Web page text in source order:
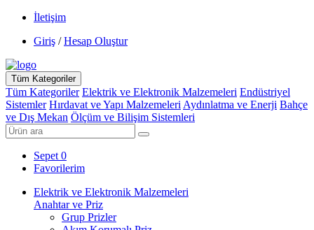
İletişim
Giriş / Hesap Oluştur
Tüm Kategoriler
Tüm Kategoriler Elektrik ve Elektronik Malzemeleri Endüstriyel
Sistemler Hırdavat ve Yapı Malzemeleri Aydınlatma ve Enerji Bahçe
ve Dış Mekan Ölçüm ve Bilişim Sistemleri
Sepet 0
Favorilerim
Elektrik ve Elektronik Malzemeleri
Anahtar ve Priz
Grup Prizler